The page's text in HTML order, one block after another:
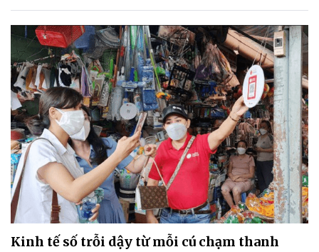
Kinh tế số trỗi dậy từ mỗi cú chạm thanh